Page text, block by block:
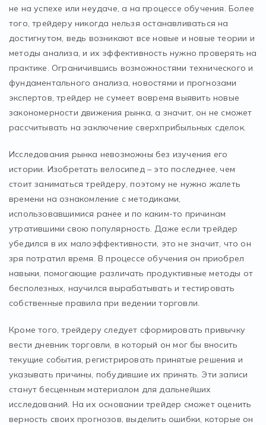
не на успехе или неудаче, а на процессе обучения. Более
того, трейдеру никогда нельзя останавливаться на
достигнутом, ведь возникают все новые и новые теории и
методы анализа, и их эффективность нужно проверять на
практике. Ограничившись возможностями технического и
фундаментального анализа, новостями и прогнозами
экспертов, трейдер не сумеет вовремя выявить новые
закономерности движения рынка, а значит, он не сможет
рассчитывать на заключение сверхприбыльных сделок.
Исследования рынка невозможны без изучения его
истории. Изобретать велосипед – это последнее, чем
стоит заниматься трейдеру, поэтому не нужно жалеть
времени на ознакомление с методиками,
использовавшимися ранее и по каким-то причинам
утратившими свою популярность. Даже если трейдер
убедился в их малоэффективности, это не значит, что он
зря потратил время. В процессе обучения он приобрел
навыки, помогающие различать продуктивные методы от
бесполезных, научился вырабатывать и тестировать
собственные правила при ведении торговли.
Кроме того, трейдеру следует сформировать привычку
вести дневник торговли, в который он мог бы вносить
текущие события, регистрировать принятые решения и
указывать причины, побудившие их принять. Эти записи
станут бесценным материалом для дальнейших
исследований. На их основании трейдер сможет оценить
верность своих прогнозов, выделить ошибки, которые он